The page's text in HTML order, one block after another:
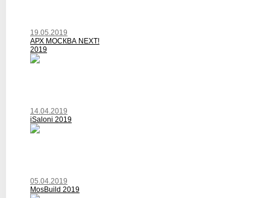
19.05.2019
АРХ МОСКВА NEXT!
2019
14.04.2019
iSaloni 2019
05.04.2019
MosBuild 2019